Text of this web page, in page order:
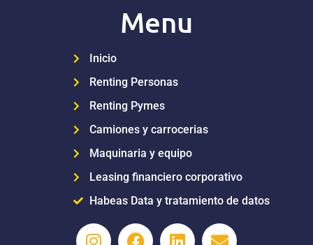
Menu
Inicio
Renting Personas
Renting Pymes
Camiones y carrocerias
Maquinaria y equipo
Leasing financiero corporativo
Habeas Data y tratamiento de datos